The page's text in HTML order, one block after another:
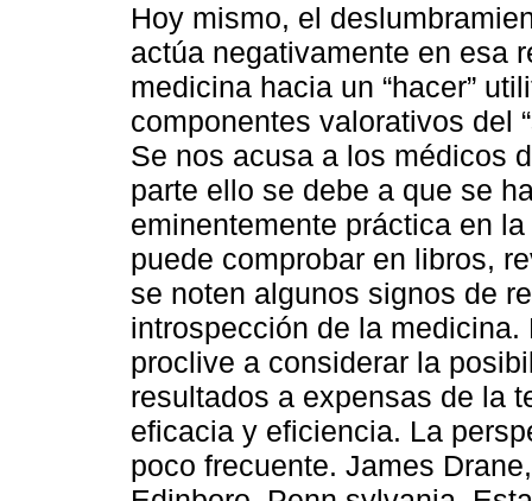
Hoy mismo, el
actúa negativamente en esa
medicina hacia un “hacer”
componentes valorativos del
Se nos acusa a los médicos
parte ello se debe a que se
eminentemente práctica en
puede comprobar en libros,
se noten algunos signos de
introspección de la
proclive a considerar la
resultados a expensas de la
eficacia y eficiencia. La
poco frecuente. James